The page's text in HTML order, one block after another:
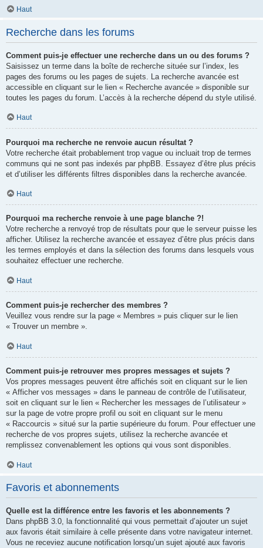
Haut
Recherche dans les forums
Comment puis-je effectuer une recherche dans un ou des forums ?
Saisissez un terme dans la boîte de recherche située sur l’index, les
pages des forums ou les pages de sujets. La recherche avancée est
accessible en cliquant sur le lien « Recherche avancée » disponible sur
toutes les pages du forum. L’accès à la recherche dépend du style utilisé.
Haut
Pourquoi ma recherche ne renvoie aucun résultat ?
Votre recherche était probablement trop vague ou incluait trop de termes
communs qui ne sont pas indexés par phpBB. Essayez d’être plus précis
et d’utiliser les différents filtres disponibles dans la recherche avancée.
Haut
Pourquoi ma recherche renvoie à une page blanche ?!
Votre recherche a renvoyé trop de résultats pour que le serveur puisse les
afficher. Utilisez la recherche avancée et essayez d’être plus précis dans
les termes employés et dans la sélection des forums dans lesquels vous
souhaitez effectuer une recherche.
Haut
Comment puis-je rechercher des membres ?
Veuillez vous rendre sur la page « Membres » puis cliquer sur le lien
« Trouver un membre ».
Haut
Comment puis-je retrouver mes propres messages et sujets ?
Vos propres messages peuvent être affichés soit en cliquant sur le lien
« Afficher vos messages » dans le panneau de contrôle de l’utilisateur,
soit en cliquant sur le lien « Rechercher les messages de l’utilisateur »
sur la page de votre propre profil ou soit en cliquant sur le menu
« Raccourcis » situé sur la partie supérieure du forum. Pour effectuer une
recherche de vos propres sujets, utilisez la recherche avancée et
remplissez convenablement les options qui vous sont disponibles.
Haut
Favoris et abonnements
Quelle est la différence entre les favoris et les abonnements ?
Dans phpBB 3.0, la fonctionnalité qui vous permettait d’ajouter un sujet
aux favoris était similaire à celle présente dans votre navigateur internet.
Vous ne receviez aucune notification lorsqu’un sujet ajouté aux favoris